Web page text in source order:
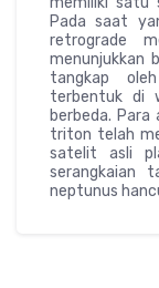
Pada saat
retrograde
menunjukkan
tangkap
terbentuk di
berbeda.
triton telah
satelit asli
serangkaian
neptunus